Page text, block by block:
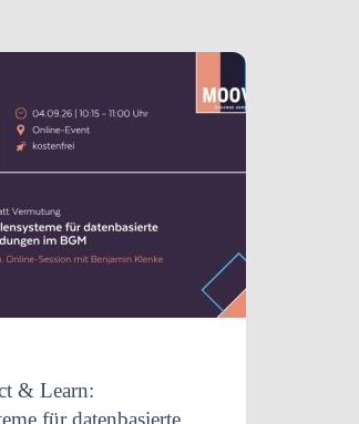
& Learn:
für datenbasierte